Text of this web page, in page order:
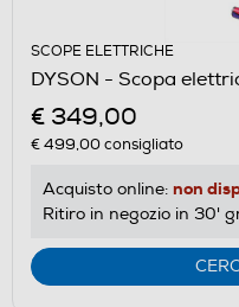
SCOPE ELETTRICHE
DYSON - Scopa
€ 349,00
€ 499,00consigliato
Acquisto online: non
Ritiro in negozio in 30'